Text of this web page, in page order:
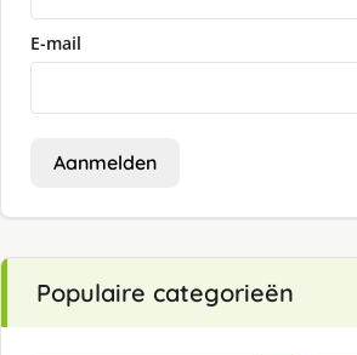
E-mail
Aanmelden
Populaire categorieën